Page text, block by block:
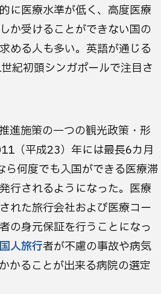
に医療水準が低く、高度医療
か受けることができない国の
める人も多い。英語が通じる
紀初頭シンガポールで注目さ
進施策の一つの観光政策・形
（平成23）年には最長6カ月
ら何度でも入国ができる医療滞
行されるようになった。医療
れた旅行会社および医療コー
の身元保証を行うことになっ
人旅行者が不慮の事故や病気
かることが出来る病院の選定